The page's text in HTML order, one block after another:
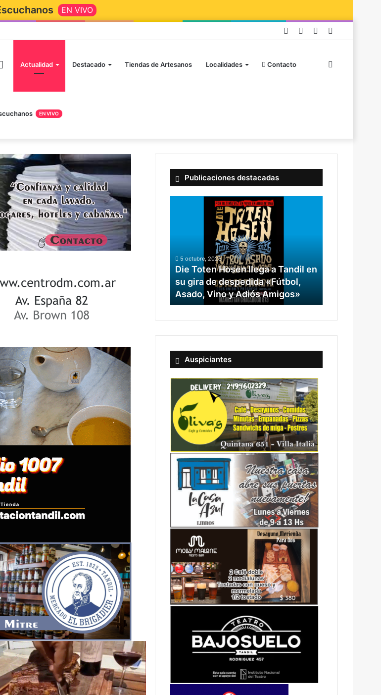
EN VIVO
Actualidad Destacado Tiendas de Artesanos Localidades Contacto
EN VIVO
Publicaciones destacadas
5 octubre, 2026
Die Toten Hosen llega a Tandil en
su gira de despedida «Fútbol,
Asado, Vino y Adiós Amigos»
Auspiciantes